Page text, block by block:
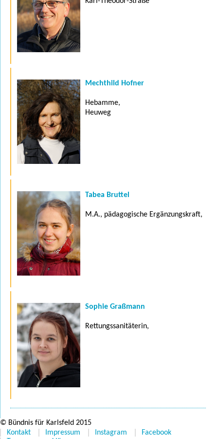
Mechthild Hofner
Hebamme,
Heuweg
Tabea Bruttel
M.A., pädagogische Ergänzungskraft,
Sophie Graßmann
Rettungssanitäterin,
© Bündnis für Karlsfeld 2015
Kontakt
Impressum Instagram
Facebook